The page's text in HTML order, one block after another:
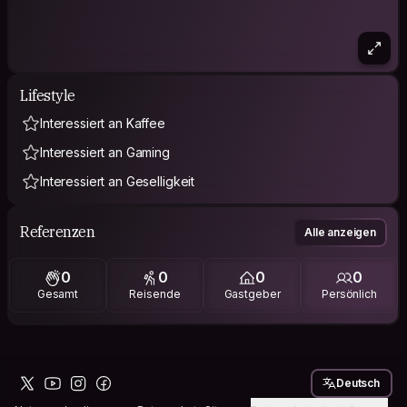
Lifestyle
Interessiert an Kaffee
Interessiert an Gaming
Interessiert an Geselligkeit
Referenzen Alle anzeigen
0
Gesamt
0
Reisende
0
Gastgeber
0
Persönlich
Deutsch